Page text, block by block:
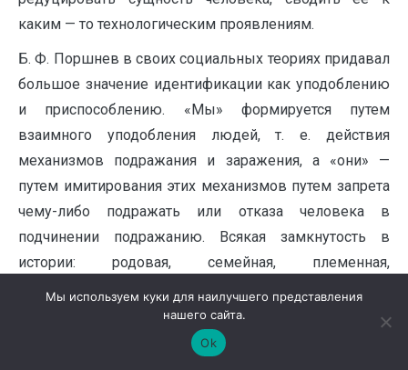
каким — то технологическим проявлениям.
Б. Ф. Поршнев в своих социальных теориях придавал
большое значение идентификации как уподоблению
и приспособлению. «Мы» формируется путем
взаимного уподобления людей, т. е. действия
механизмов подражания и заражения, а «они» —
путем имитирования этих механизмов путем запрета
чему-либо подражать или отказа человека в
подчинении подражанию. Всякая замкнутость в
истории: родовая, семейная, племенная,
этнокультурная, культурная конституирует себя из
«Мы – Они». Через обособление, уподобление
индивид получает возможности для развития,
Мы используем куки для наилучшего представления
нашего сайта.
Ok